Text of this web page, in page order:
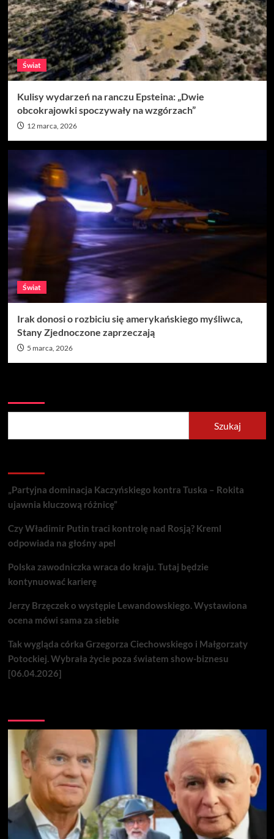
Świat
Kulisy wydarzeń na ranczu Epsteina: „Dwie
obcokrajowki spoczywały na wzgórzach”
12 marca, 2026
Świat
Irak donosi o rozbiciu się amerykańskiego myśliwca,
Stany Zjednoczone zaprzeczają
5 marca, 2026
Szukaj
„Partyjna dominacja Kaczyńskiego kontra Tuska – Rokita
ujawnia kluczową różnicę”
Czy Władimir Putin traci kontrolę nad Rosją? Kreml
odpowiada na głośny apel
Polska zawodniczka wraca do kraju. Tutaj będzie
kontynuować karierę
Jerzy Brzęczek o występie Lewandowskiego. Wystawiona
ocena mówi sama za siebie
Tak wygląda córka Grzegorza Ciechowskiego i Małgorzaty
Potockiej. Wybrała życie poza światem show-biznesu
[06.04.2026]